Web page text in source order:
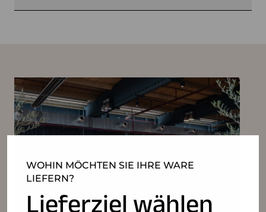
WOHIN MÖCHTEN SIE IHRE WARE
LIEFERN?